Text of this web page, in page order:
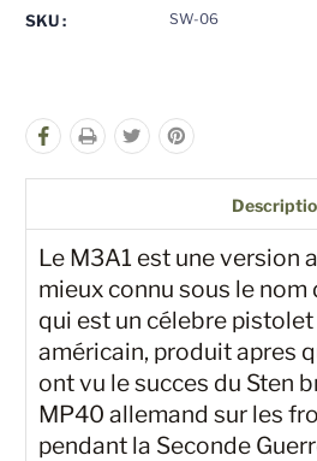
SKU : SW-06
Le M3A1 est une version
mieux connu sous le nom
qui est un célebre
américain, produit apres
ont vu le succes du Sten
MP40 allemand sur les
pendant la Seconde